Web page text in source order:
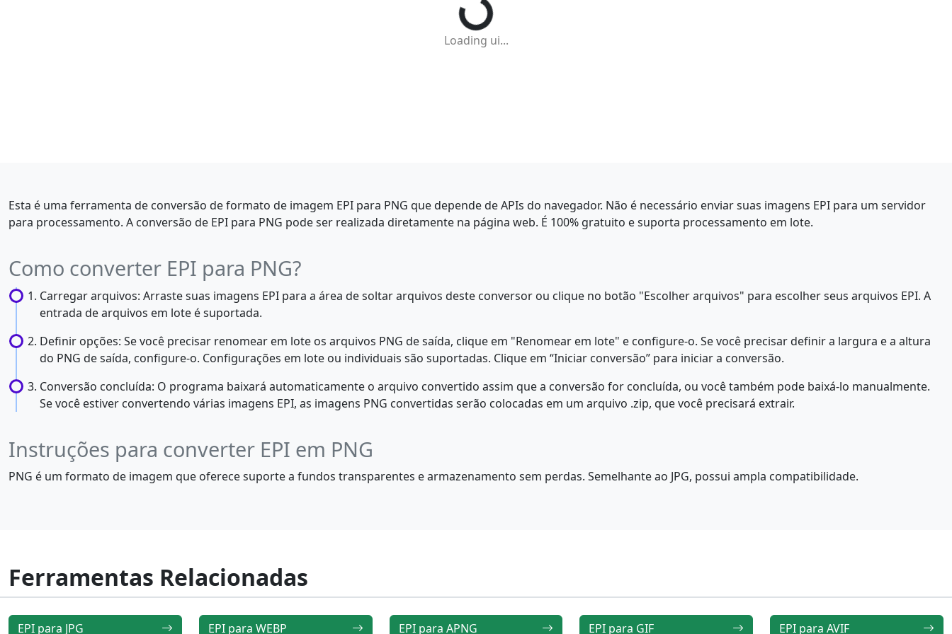
Loading ui...
Esta é uma ferramenta de conversão de formato de imagem EPI para PNG que depende de APIs do navegador. Não é necessário enviar suas imagens EPI para um servidor
para processamento. A conversão de EPI para PNG pode ser realizada diretamente na página web. É 100% gratuito e suporta processamento em lote.
Como converter EPI para PNG?
Carregar arquivos: Arraste suas imagens EPI para a área de soltar arquivos deste conversor ou clique no botão "Escolher arquivos" para escolher seus arquivos EPI. A
entrada de arquivos em lote é suportada.
Definir opções: Se você precisar renomear em lote os arquivos PNG de saída, clique em "Renomear em lote" e configure-o. Se você precisar definir a largura e a altura
do PNG de saída, configure-o. Configurações em lote ou individuais são suportadas. Clique em “Iniciar conversão” para iniciar a conversão.
Conversão concluída: O programa baixará automaticamente o arquivo convertido assim que a conversão for concluída, ou você também pode baixá-lo manualmente.
Se você estiver convertendo várias imagens EPI, as imagens PNG convertidas serão colocadas em um arquivo .zip, que você precisará extrair.
Instruções para converter EPI em PNG
PNG é um formato de imagem que oferece suporte a fundos transparentes e armazenamento sem perdas. Semelhante ao JPG, possui ampla compatibilidade.
Ferramentas Relacionadas
EPI para JPG EPI para WEBP EPI para APNG EPI para GIF EPI para AVIF